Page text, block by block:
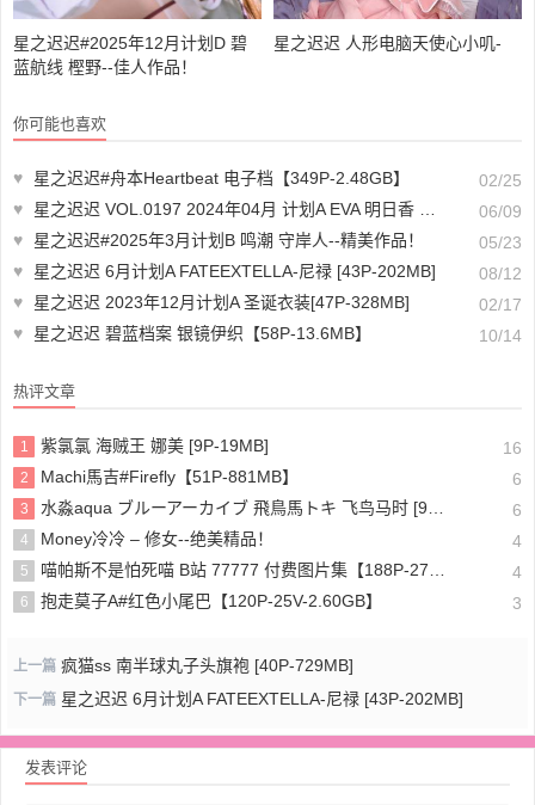
星之迟迟#2025年12月计划D 碧
蓝航线 樫野--佳人作品！
星之迟迟 人形电脑天使心小叽-
你可能也喜欢
♥ 星之迟迟#舟本Heartbeat​​​ 电子档【349P-2.48GB】
02/25
♥
星之迟迟 VOL.0197 2024年04月 计划A EVA 明日香 花之语 [26P-155MB]
06/09
♥
星之迟迟#2025年3月计划B 鸣潮 守岸人--精美作品！
05/23
♥
星之迟迟 6月计划A FATEEXTELLA-尼禄 [43P-202MB]
08/12
♥
星之迟迟 2023年12月计划A 圣诞衣装[47P-328MB]
02/17
♥
星之迟迟 碧蓝档案 银镜伊织【58P-13.6MB】 10/14
热评文章
1 紫氯氯 海贼王 娜美 [9P-19MB] 16
2 Machi馬吉#Firefly【51P-881MB】 6
3 水淼aqua ブルーアーカイブ 飛鳥馬トキ 飞鸟马时 [91P-96MB] 6
4 Money冷冷 – 修女--绝美精品！ 4
5 喵帕斯不是怕死喵 B站 77777 付费图片集【188P-275MB】 4
6 抱走莫子A#红色小尾巴【120P-25V-2.60GB】 3
上一篇 疯猫ss 南半球丸子头旗袍 [40P-729MB]
下一篇 星之迟迟 6月计划A FATEEXTELLA-尼禄 [43P-202MB]
发表评论